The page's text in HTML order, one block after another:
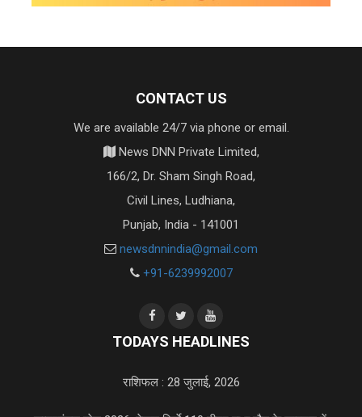
CONTACT US
We are available 24/7 via phone or email.
News DNN Private Limited,
166/2, Dr. Sham Singh Road,
Civil Lines, Ludhiana,
Punjab, India - 141001
newsdnnindia@gmail.com
+91-6239992007
TODAYS HEADLINES
राशिफल : 28 जुलाई, 2026